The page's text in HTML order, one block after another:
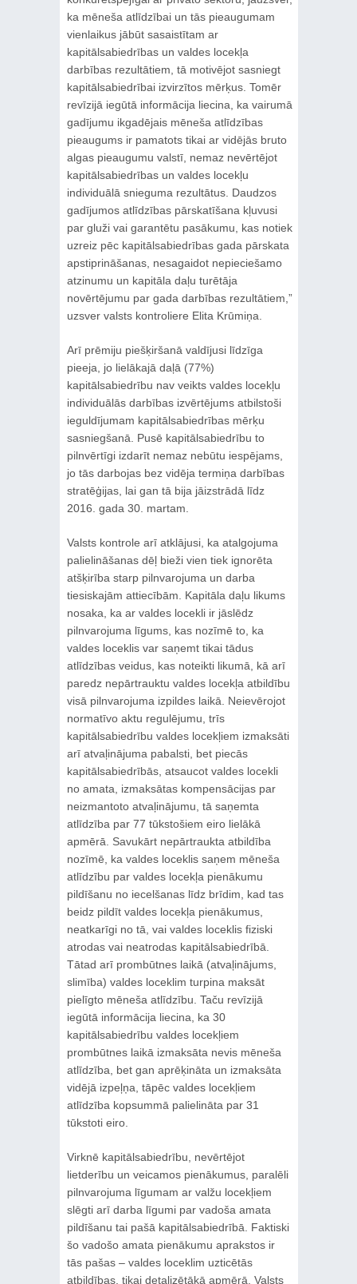
ka mēneša atlīdzībai un tās pieaugumam
vienlaikus jābūt sasaistītam ar
kapitālsabiedrības un valdes locekļa
darbības rezultātiem, tā motivējot sasniegt
kapitālsabiedrībai izvirzītos mērķus. Tomēr
revīzijā iegūtā informācija liecina, ka vairumā
gadījumu ikgadējais mēneša atlīdzības
pieaugums ir pamatots tikai ar vidējās bruto
algas pieaugumu valstī, nemaz nevērtējot
kapitālsabiedrības un valdes locekļu
individuālā snieguma rezultātus. Daudzos
gadījumos atlīdzības pārskatīšana kļuvusi
par gluži vai garantētu pasākumu, kas notiek
uzreiz pēc kapitālsabiedrības gada pārskata
apstiprināšanas, nesagaidot nepieciešamo
atzinumu un kapitāla daļu turētāja
novērtējumu par gada darbības rezultātiem,”
uzsver valsts kontroliere Elita Krūmiņa.
Arī prēmiju piešķiršanā valdījusi līdzīga
pieeja, jo lielākajā daļā (77%)
kapitālsabiedrību nav veikts valdes locekļu
individuālās darbības izvērtējums atbilstoši
ieguldījumam kapitālsabiedrības mērķu
sasniegšanā. Pusē kapitālsabiedrību to
pilnvērtīgi izdarīt nemaz nebūtu iespējams,
jo tās darbojas bez vidēja termiņa darbības
stratēģijas, lai gan tā bija jāizstrādā līdz
2016. gada 30. martam.
Valsts kontrole arī atklājusi, ka atalgojuma
palielināšanas dēļ bieži vien tiek ignorēta
atšķirība starp pilnvarojuma un darba
tiesiskajām attiecībām. Kapitāla daļu likums
nosaka, ka ar valdes locekli ir jāslēdz
pilnvarojuma līgums, kas nozīmē to, ka
valdes loceklis var saņemt tikai tādus
atlīdzības veidus, kas noteikti likumā, kā arī
paredz nepārtrauktu valdes locekļa atbildību
visā pilnvarojuma izpildes laikā. Neievērojot
normatīvo aktu regulējumu, trīs
kapitālsabiedrību valdes locekļiem izmaksāti
arī atvaļinājuma pabalsti, bet piecās
kapitālsabiedrībās, atsaucot valdes locekli
no amata, izmaksātas kompensācijas par
neizmantoto atvaļinājumu, tā saņemta
atlīdzība par 77 tūkstošiem eiro lielākā
apmērā. Savukārt nepārtraukta atbildība
nozīmē, ka valdes loceklis saņem mēneša
atlīdzību par valdes locekļa pienākumu
pildīšanu no iecelšanas līdz brīdim, kad tas
beidz pildīt valdes locekļa pienākumus,
neatkarīgi no tā, vai valdes loceklis fiziski
atrodas vai neatrodas kapitālsabiedrībā.
Tātad arī prombūtnes laikā (atvaļinājums,
slimība) valdes loceklim turpina maksāt
pielīgto mēneša atlīdzību. Taču revīzijā
iegūtā informācija liecina, ka 30
kapitālsabiedrību valdes locekļiem
prombūtnes laikā izmaksāta nevis mēneša
atlīdzība, bet gan aprēķināta un izmaksāta
vidējā izpeļņa, tāpēc valdes locekļiem
atlīdzība kopsummā palielināta par 31
tūkstoti eiro.
Virknē kapitālsabiedrību, nevērtējot
lietderību un veicamos pienākumus, paralēli
pilnvarojuma līgumam ar valžu locekļiem
slēgti arī darba līgumi par vadoša amata
pildīšanu tai pašā kapitālsabiedrībā. Faktiski
šo vadošo amata pienākumu aprakstos ir
tās pašas ‒ valdes loceklim uzticētās
atbildības, tikai detalizētākā apmērā. Valsts